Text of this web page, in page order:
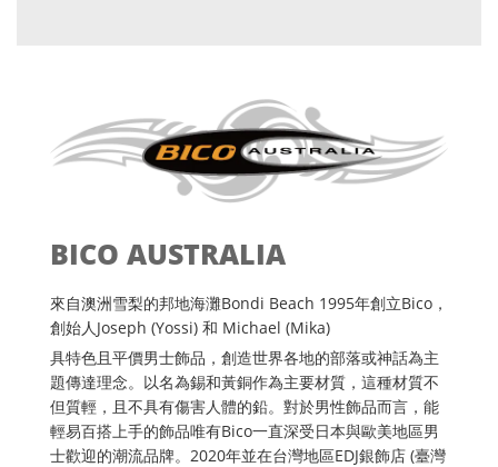
BICO AUSTRALIA
來自澳洲雪梨的邦地海灘Bondi Beach 1995年創立Bico，
創始人Joseph (Yossi) 和 Michael (Mika)
具特色且平價男士飾品，創造世界各地的部落或神話為主
題傳達理念。以名為錫和黃銅作為主要材質，這種材質不
但質輕，且不具有傷害人體的鉛。對於男性飾品而言，能
輕易百搭上手的飾品唯有Bico一直深受日本與歐美地區男
士歡迎的潮流品牌。2020年並在台灣地區EDJ銀飾店 (臺灣